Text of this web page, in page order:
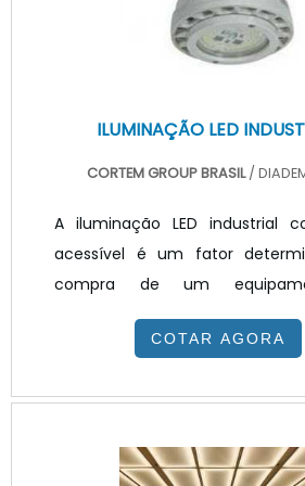
qualidade é fundamental
fonte driver para LE.
ILUMINAÇÃO LED
CORTEM GROUP BRASIL/
A iluminação LED industrial
acessível é um fator
compra de um
iluminação, porém ele não
único. Quando bem
eficiência luminosa e é
nos custos de energia
COTAR AGORA